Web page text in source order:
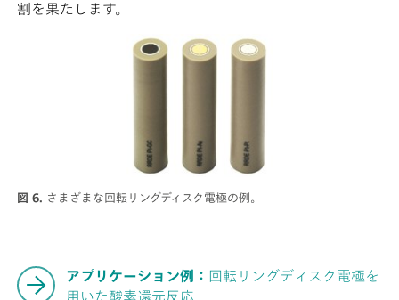
図 6. さまざまな回転リングディスク電極の例。
割を果たします。
アプリケーション例： 回転リングディスク電極を
用いた酸素還元反応